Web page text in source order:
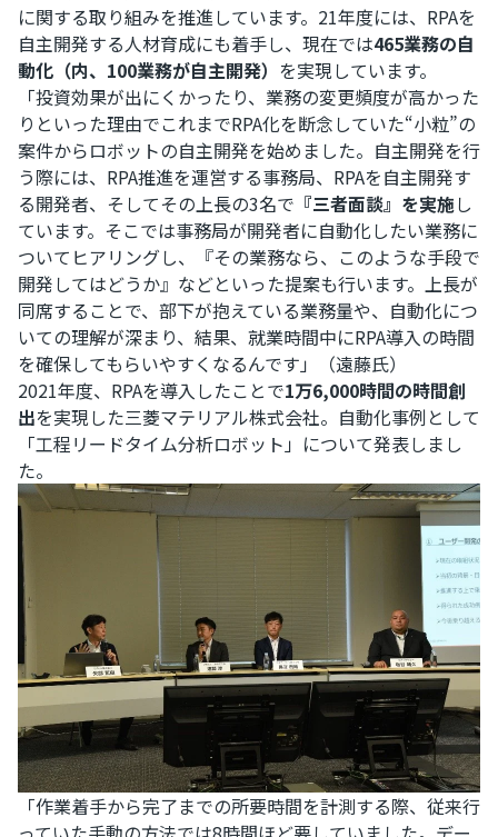
に関する取り組みを推進しています。21年度には、RPAを
自主開発する人材育成にも着手し、現在では465業務の自
動化（内、100業務が自主開発） を実現しています。
「投資効果が出にくかったり、業務の変更頻度が高かった
りといった理由でこれまでRPA化を断念していた“小粒”の
案件からロボットの自主開発を始めました。自主開発を行
う際には、RPA推進を運営する事務局、RPAを自主開発す
る開発者、そしてその上長の3名で 『三者面談』を実施し
ています。そこでは事務局が開発者に自動化したい業務に
ついてヒアリングし、『その業務なら、このような手段で
開発してはどうか』などといった提案も行います。上長が
同席することで、部下が抱えている業務量や、自動化につ
いての理解が深まり、結果、就業時間中にRPA導入の時間
を確保してもらいやすくなるんです」（遠藤氏）
2021年度、RPAを導入したことで1万6,000時間の時間創
出を実現した三菱マテリアル株式会社。自動化事例として
「工程リードタイム分析ロボット」について発表しまし
た。
「作業着手から完了までの所要時間を計測する際、従来行